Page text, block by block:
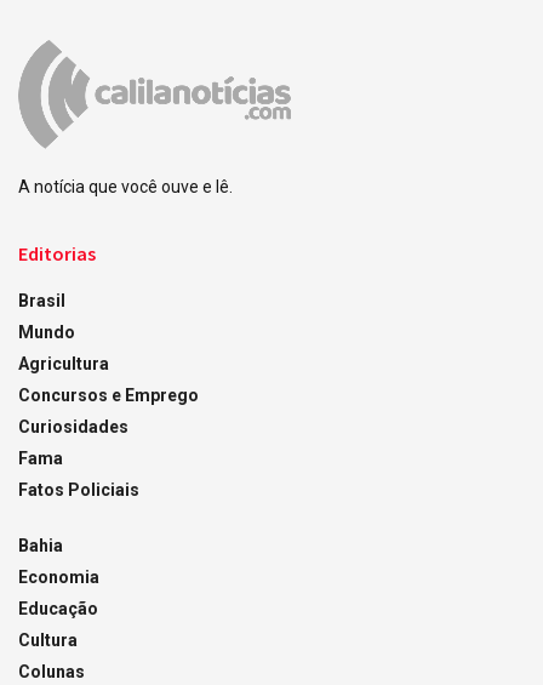
A notícia que você ouve e lê.
Editorias
Brasil
Mundo
Agricultura
Concursos e Emprego
Curiosidades
Fama
Fatos Policiais
Bahia
Economia
Educação
Cultura
Colunas